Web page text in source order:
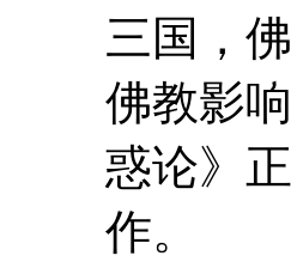
三国，
佛教影
惑论》
作。